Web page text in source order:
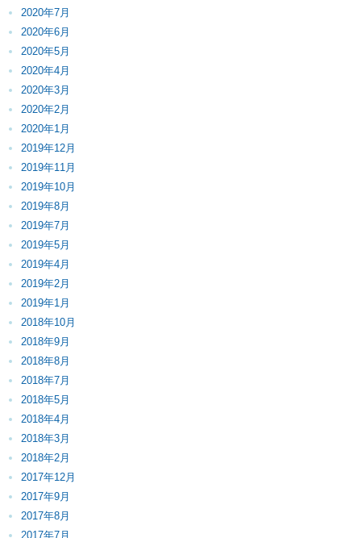
2020年7月
2020年6月
2020年5月
2020年4月
2020年3月
2020年2月
2020年1月
2019年12月
2019年11月
2019年10月
2019年8月
2019年7月
2019年5月
2019年4月
2019年2月
2019年1月
2018年10月
2018年9月
2018年8月
2018年7月
2018年5月
2018年4月
2018年3月
2018年2月
2017年12月
2017年9月
2017年8月
2017年7月